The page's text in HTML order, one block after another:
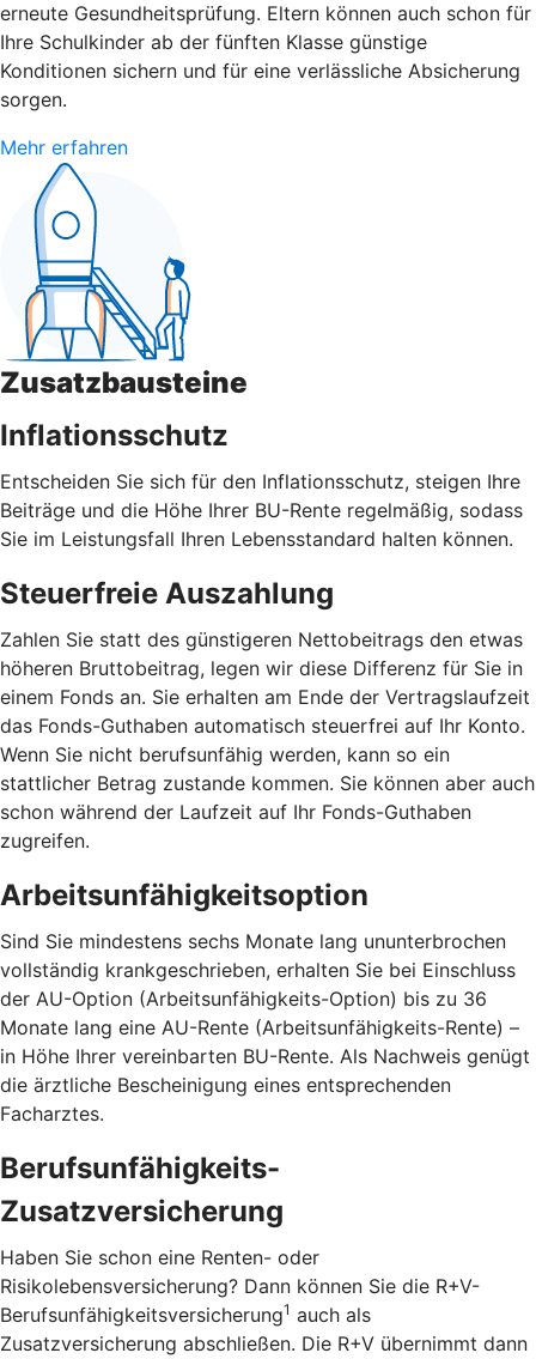
erneute Gesundheitsprüfung. Eltern können auch schon für
Ihre Schulkinder ab der fünften Klasse günstige
Konditionen sichern und für eine verlässliche Absicherung
sorgen.
Mehr erfahren
Zusatzbausteine
Inflationsschutz
Entscheiden Sie sich für den Inflationsschutz, steigen Ihre
Beiträge und die Höhe Ihrer BU-Rente regelmäßig, sodass
Sie im Leistungsfall Ihren Lebensstandard halten können.
Steuerfreie Auszahlung
Zahlen Sie statt des günstigeren Nettobeitrags den etwas
höheren Bruttobeitrag, legen wir diese Differenz für Sie in
einem Fonds an. Sie erhalten am Ende der Vertragslaufzeit
das Fonds-Guthaben automatisch steuerfrei auf Ihr Konto.
Wenn Sie nicht berufsunfähig werden, kann so ein
stattlicher Betrag zustande kommen. Sie können aber auch
schon während der Laufzeit auf Ihr Fonds-Guthaben
zugreifen.
Arbeitsunfähigkeitsoption
Sind Sie mindestens sechs Monate lang ununterbrochen
vollständig krankgeschrieben, erhalten Sie bei Einschluss
der AU-Option (Arbeitsunfähigkeits-Option) bis zu 36
Monate lang eine AU-Rente (Arbeitsunfähigkeits-Rente) –
in Höhe Ihrer vereinbarten BU-Rente. Als Nachweis genügt
die ärztliche Bescheinigung eines entsprechenden
Facharztes.
Berufsunfähigkeits-
Zusatzversicherung
Haben Sie schon eine Renten- oder
Risikolebensversicherung? Dann können Sie die R+V-
Berufsunfähigkeitsversicherung1 auch als
Zusatzversicherung abschließen. Die R+V übernimmt dann